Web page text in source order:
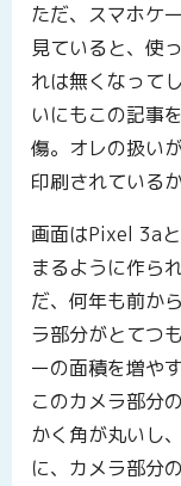
ただ、スマホケ
見ていると、使
れは無くなって
いにもこの記事
傷。オレの扱い
印刷されている
画面はPixel 3a
まるように作ら
だ、何年も前か
ラ部分がとてつ
ーの面積を増や
このカメラ部分
かく角が丸いし
に、カメラ部分